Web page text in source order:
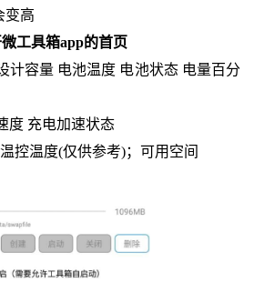
变高
工具箱app的首页
计容量 电池温度 电池状态 电量百分
度 充电加速状态
控温度(仅供参考)；可用空间